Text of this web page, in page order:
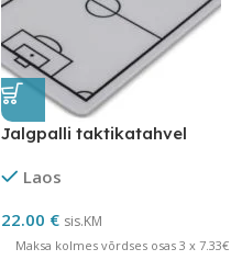
Jalgpalli taktikatahvel
Laos
22.00 € sis.KM
Maksa kolmes võrdses osas 3 x 7.33€